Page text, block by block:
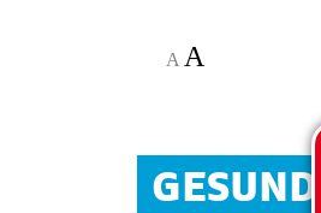
A A